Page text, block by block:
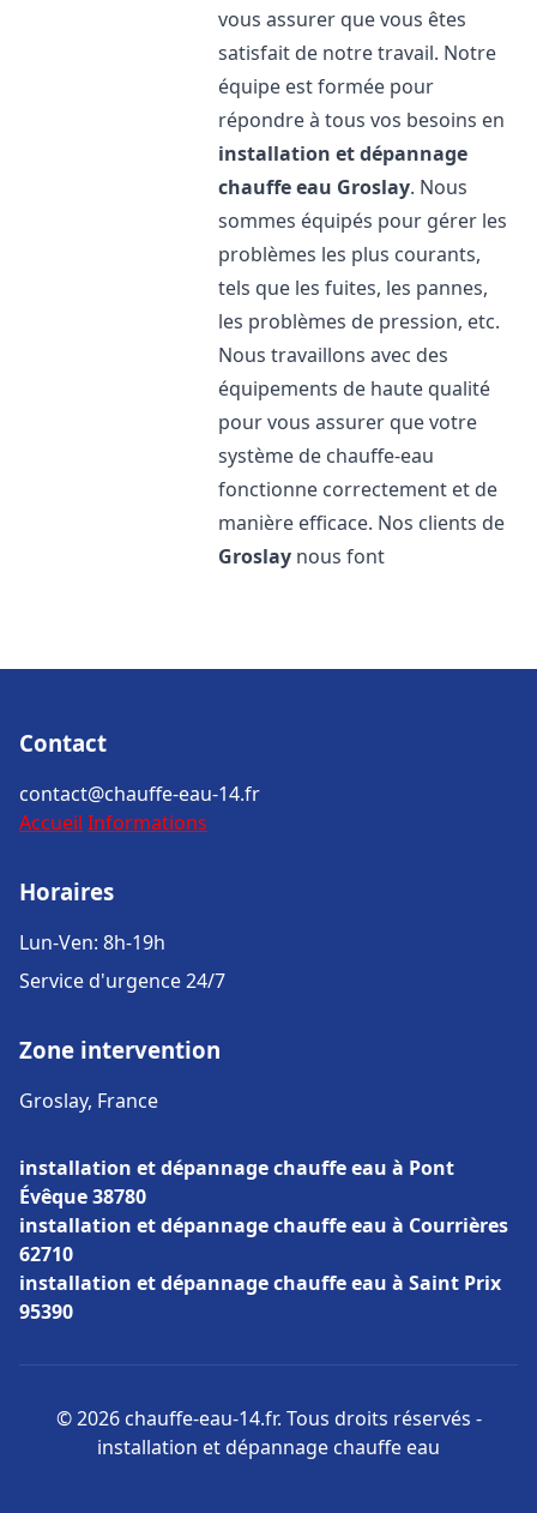
vous assurer que vous êtes
satisfait de notre travail. Notre
équipe est formée pour
répondre à tous vos besoins en
installation et dépannage
chauffe eau Groslay. Nous
sommes équipés pour gérer les
problèmes les plus courants,
tels que les fuites, les pannes,
les problèmes de pression, etc.
Nous travaillons avec des
équipements de haute qualité
pour vous assurer que votre
système de chauffe-eau
fonctionne correctement et de
manière efficace. Nos clients de
Groslay nous font
Contact
contact@chauffe-eau-14.fr
Accueil Informations
Horaires
Lun-Ven: 8h-19h
Service d'urgence 24/7
Zone intervention
Groslay, France
installation et dépannage chauffe eau à Pont
Évêque 38780
installation et dépannage chauffe eau à Courrières
62710
installation et dépannage chauffe eau à Saint Prix
95390
© 2026 chauffe-eau-14.fr. Tous droits réservés -
installation et dépannage chauffe eau